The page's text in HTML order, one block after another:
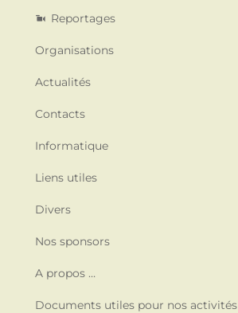
Reportages
Organisations
Actualités
Contacts
Informatique
Liens utiles
Divers
Nos sponsors
A propos …
Documents utiles pour nos activités